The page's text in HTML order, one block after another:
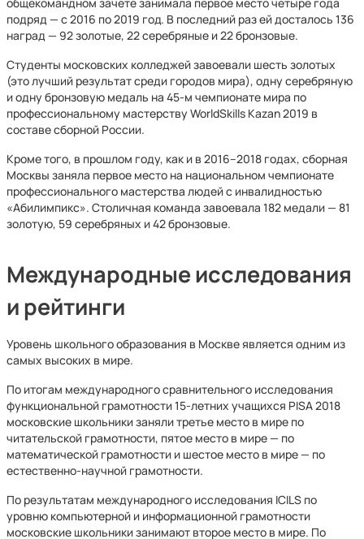
подряд — с 2016 по 2019 год. В последний раз ей досталось 136
наград — 92 золотые, 22 серебряные и 22 бронзовые.
Студенты московских колледжей завоевали шесть золотых
(это лучший результат среди городов мира), одну серебряную
и одну бронзовую медаль на 45-м чемпионате мира по
профессиональному мастерству WorldSkills Kazan 2019 в
составе сборной России.
Кроме того, в прошлом году, как и в 2016–2018 годах, сборная
Москвы заняла первое место на национальном чемпионате
профессионального мастерства людей с инвалидностью
«Абилимпикс». Столичная команда завоевала 182 медали — 81
золотую, 59 серебряных и 42 бронзовые.
Международные исследования
и рейтинги
Уровень школьного образования в Москве является одним из
самых высоких в мире.
По итогам международного сравнительного исследования
функциональной грамотности 15-летних учащихся PISA 2018
московские школьники заняли третье место в мире по
читательской грамотности, пятое место в мире — по
математической грамотности и шестое место в мире — по
естественно-научной грамотности.
По результатам международного исследования ICILS по
уровню компьютерной и информационной грамотности
московские школьники занимают второе место в мире. По